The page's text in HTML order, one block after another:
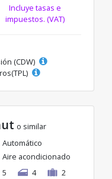
Incluye tasas e
impuestos. (VAT)
(CDW)
o similar
Automático
Aire acondicionado
5
4 2